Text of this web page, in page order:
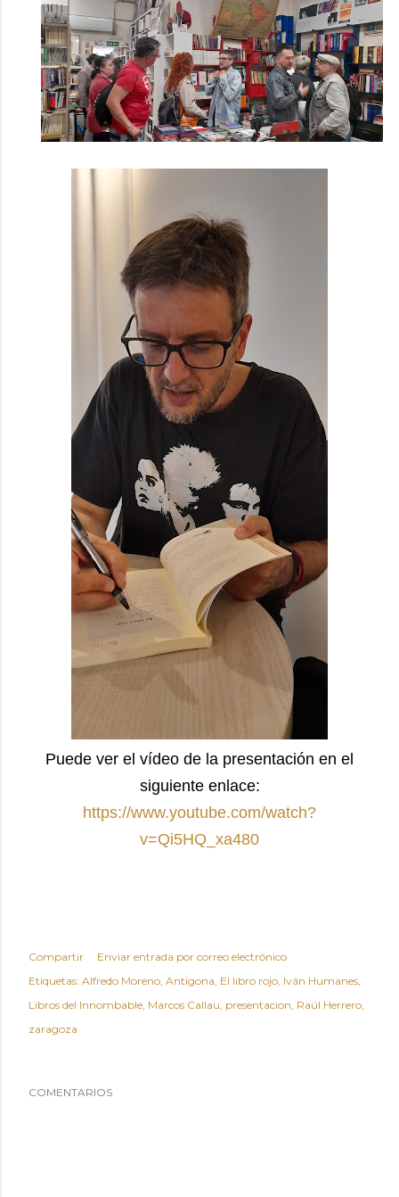
Puede ver el vídeo de la presentación en el
siguiente enlace:
https://www.youtube.com/watch?
v=Qi5HQ_xa480
Compartir
Enviar entrada por correo electrónico
Etiquetas: Alfredo Moreno Antígona El libro rojo Iván Humanes
Libros del Innombable Marcos Callau presentacion Raúl Herrero
zaragoza
COMENTARIOS